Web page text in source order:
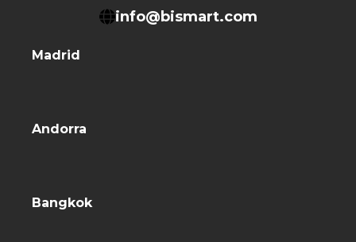
info@bismart.com
Madrid
Andorra
Bangkok